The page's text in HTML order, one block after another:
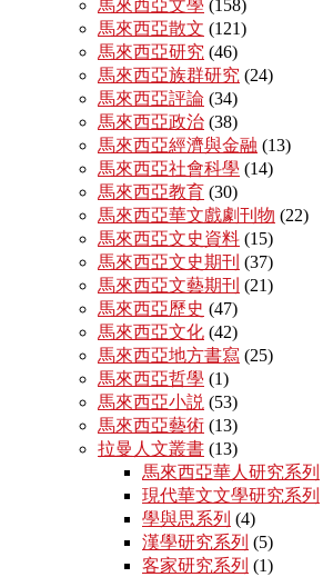
馬來西亞文學 (158)
馬來西亞散文 (121)
馬來西亞研究 (46)
馬來西亞族群研究 (24)
馬來西亞評論 (34)
馬來西亞政治 (38)
馬來西亞經濟與金融 (13)
馬來西亞社會科學 (14)
馬來西亞教育 (30)
馬來西亞華文戲劇刊物 (22)
馬來西亞文史資料 (15)
馬來西亞文史期刊 (37)
馬來西亞文藝期刊 (21)
馬來西亞歷史 (47)
馬來西亞文化 (42)
馬來西亞地方書寫 (25)
馬來西亞哲學 (1)
馬來西亞小説 (53)
馬來西亞藝術 (13)
拉曼人文叢書 (13)
馬來西亞華人研究系列
現代華文文學研究系列
學與思系列 (4)
漢學研究系列 (5)
客家研究系列 (1)